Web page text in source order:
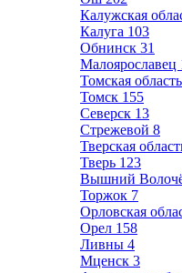
Калужская
Калуга 103
Обнинск 31
Малоярославец
Томская область
Томск 155
Северск 13
Стрежевой 8
Тверская
Тверь 123
Вышний
Торжок 7
Орловская
Орел 158
Ливны 4
Мценск 3